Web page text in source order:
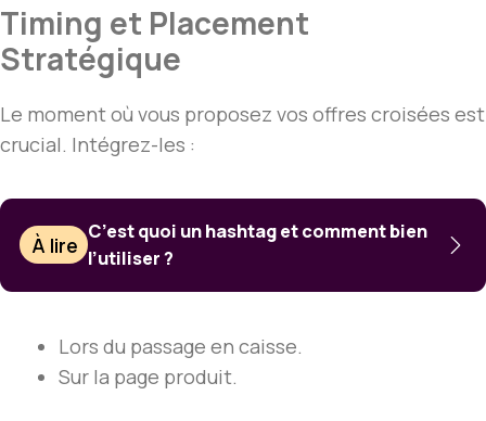
Timing et Placement
Stratégique
Le moment où vous proposez vos offres croisées est
crucial. Intégrez-les :
À lire
C’est quoi un hashtag et comment bien
l’utiliser ?
Lors du passage en caisse.
Sur la page produit.